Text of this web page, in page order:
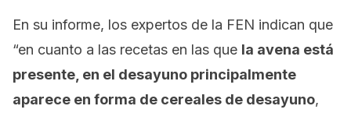
En su informe, los expertos de la FEN indican que
“en cuanto a las recetas en las que la avena está
presente, en el desayuno principalmente
aparece en forma de cereales de desayuno,